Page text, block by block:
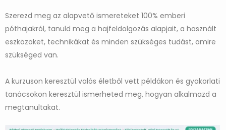
Szerezd meg az alapvető ismereteket 100% emberi
póthajakról, tanuld meg a hajfeldolgozás alapjait, a használt
eszközöket, technikákat és minden szükséges tudást, amire
szükséged van.
A kurzuson keresztül valós életből vett példákon és gyakorlati
tanácsokon keresztül ismerheted meg, hogyan alkalmazd a
megtanultakat.